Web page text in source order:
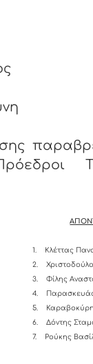
1.
Κλέττας
2.
3.
Φίλης
4.
5.
6.
Δόντης
7.
Ρούκης